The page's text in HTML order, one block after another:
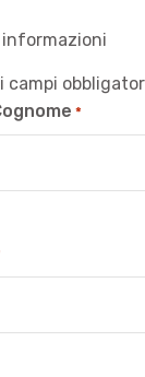
campi
*